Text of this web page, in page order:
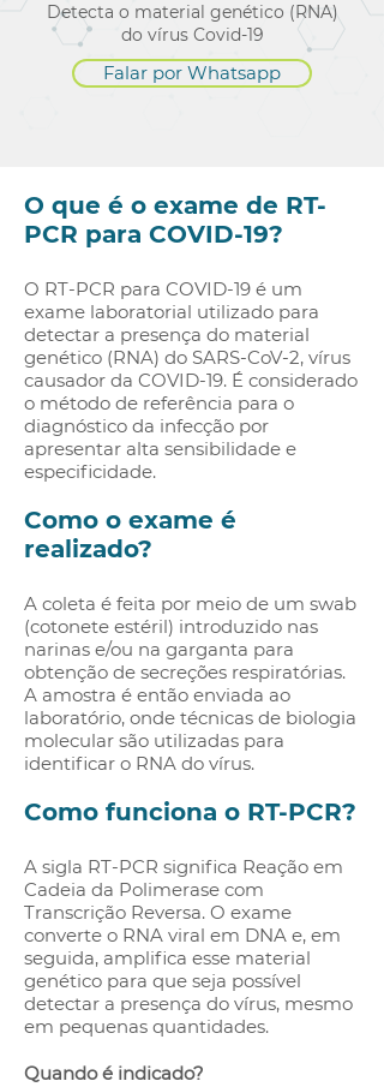
Detecta o material genético (RNA)
do vírus Covid-19
Falar por Whatsapp
O que é o exame de RT-
PCR para COVID-19?
O RT-PCR para COVID-19 é um
exame laboratorial utilizado para
detectar a presença do material
genético (RNA) do SARS-CoV-2, vírus
causador da COVID-19. É considerado
o método de referência para o
diagnóstico da infecção por
apresentar alta sensibilidade e
especificidade.
Como o exame é
realizado?
A coleta é feita por meio de um swab
(cotonete estéril) introduzido nas
narinas e/ou na garganta para
obtenção de secreções respiratórias.
A amostra é então enviada ao
laboratório, onde técnicas de biologia
molecular são utilizadas para
identificar o RNA do vírus.
Como funciona o RT-PCR?
A sigla RT-PCR significa Reação em
Cadeia da Polimerase com
Transcrição Reversa. O exame
converte o RNA viral em DNA e, em
seguida, amplifica esse material
genético para que seja possível
detectar a presença do vírus, mesmo
em pequenas quantidades.
Quando é indicado?